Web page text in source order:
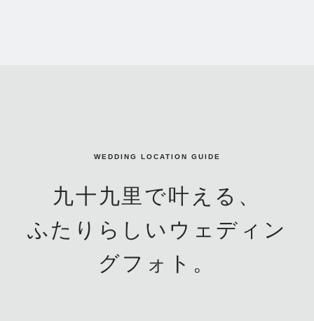
WEDDING LOCATION GUIDE
九十九里 で叶える、
ふたりらしいウェディン
グフォト。